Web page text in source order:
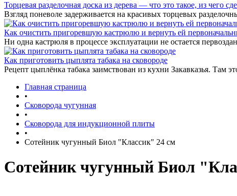
Торцевая разделочная доска из дерева — что это такое, из чего
Взгляд поневоле задерживается на красивых торцевых
Как очистить пригоревшую кастрюлю и вернуть ей
Ни одна кастрюля в процессе эксплуатации не остается
Как приготовить цыплята табака на сковороде
Рецепт цыплёнка табака заимствован из кухни Закавказья. Там
Главная страница
•
Сковорода чугунная
•
Сковорода для индукционной плиты
•
Сотейник чугунный Биол "Классик" 24 см
Сотейник чугунный Биол